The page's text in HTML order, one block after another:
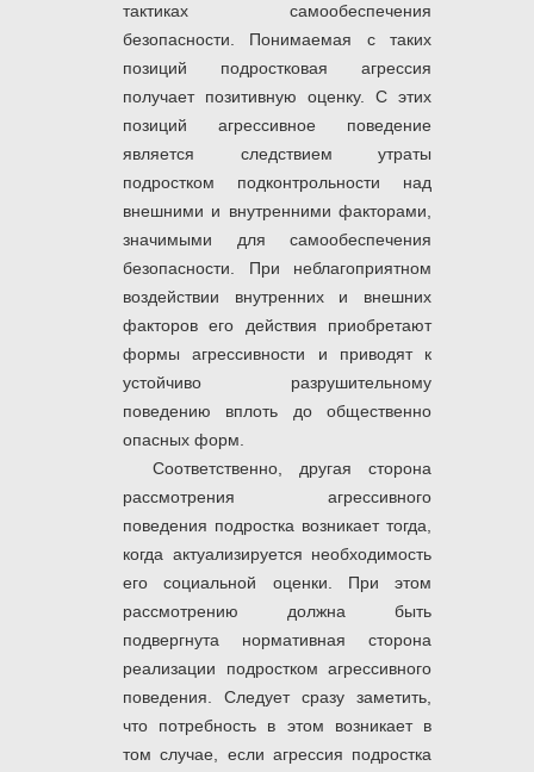
тактиках самообеспечения
безопасности. Понимаемая с таких
позиций подростковая агрессия
получает позитивную оценку. С этих
позиций агрессивное поведение
является следствием утраты
подростком подконтрольности над
внешними и внутренними факторами,
значимыми для самообеспечения
безопасности. При неблагоприятном
воздействии внутренних и внешних
факторов его действия приобретают
формы агрессивности и приводят к
устойчиво разрушительному
поведению вплоть до общественно
опасных форм.
Соответственно, другая сторона
рассмотрения агрессивного
поведения подростка возникает тогда,
когда актуализируется необходимость
его социальной оценки. При этом
рассмотрению должна быть
подвергнута нормативная сторона
реализации подростком агрессивного
поведения. Следует сразу заметить,
что потребность в этом возникает в
том случае, если агрессия подростка